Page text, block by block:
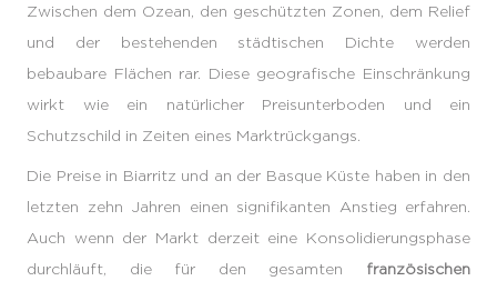
Zwischen dem Ozean, den geschützten Zonen, dem Relief
und der bestehenden städtischen Dichte werden
bebaubare Flächen rar. Diese geografische Einschränkung
wirkt wie ein natürlicher Preisunterboden und ein
Schutzschild in Zeiten eines Marktrückgangs.
Die Preise in Biarritz und an der Basque Küste haben in den
letzten zehn Jahren einen signifikanten Anstieg erfahren.
Auch wenn der Markt derzeit eine Konsolidierungsphase
durchläuft, die für den gesamten französischen